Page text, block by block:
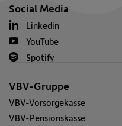
Social Media
Linkedin
YouTube
Spotify
VBV-Gruppe
VBV-Vorsorgekasse
VBV-Pensionskasse